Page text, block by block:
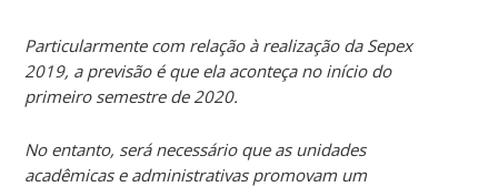
Particularmente com relação à realização da Sepex
2019, a previsão é que ela aconteça no início do
primeiro semestre de 2020.
No entanto, será necessário que as unidades
acadêmicas e administrativas promovam um